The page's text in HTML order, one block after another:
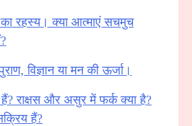
रहस्य। क्या आत्माएं सचमुच
विज्ञान या मन की ऊर्जा।
राक्षस और असुर में फर्क क्या है?
हैं?